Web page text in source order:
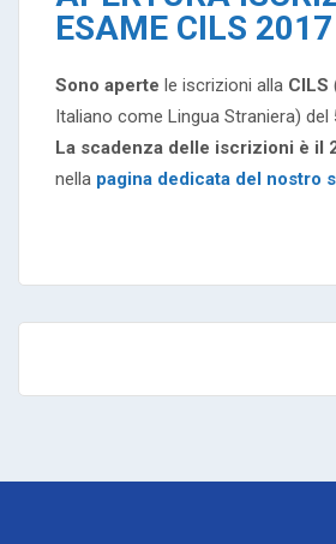
ESAME CILS 2017
Sono aperte le iscrizioni alla CILS
Italiano come Lingua Straniera) del
La scadenza delle iscrizioni è il
nella pagina dedicata del nostro